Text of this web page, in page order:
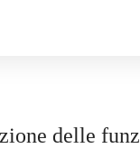
delle